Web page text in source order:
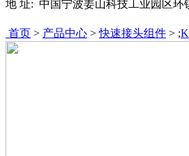
地 址: 中国宁波姜山科技工业园区环
首页 > 产品中心 >快速接头组件 > ;